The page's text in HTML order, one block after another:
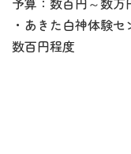
・あきた白神体験
数百円程度